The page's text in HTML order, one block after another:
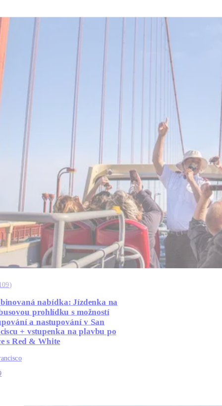
)
nabídka: Jízdenka na
prohlídku s možností
a nastupování v San
+ vstupenka na plavbu po
s Red & White